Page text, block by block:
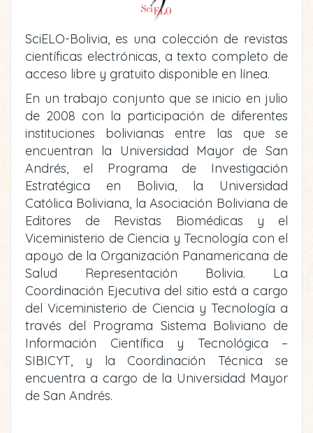
SciELO-Bolivia, es una colección de revistas
científicas electrónicas, a texto completo de
acceso libre y gratuito disponible en línea.
En un trabajo conjunto que se inicio en julio
de 2008 con la participación de diferentes
instituciones bolivianas entre las que se
encuentran la Universidad Mayor de San
Andrés, el Programa de Investigación
Estratégica en Bolivia, la Universidad
Católica Boliviana, la Asociación Boliviana de
Editores de Revistas Biomédicas y el
Viceministerio de Ciencia y Tecnología con el
apoyo de la Organización Panamericana de
Salud Representación Bolivia. La
Coordinación Ejecutiva del sitio está a cargo
del Viceministerio de Ciencia y Tecnología a
través del Programa Sistema Boliviano de
Información Científica y Tecnológica –
SIBICYT, y la Coordinación Técnica se
encuentra a cargo de la Universidad Mayor
de San Andrés.